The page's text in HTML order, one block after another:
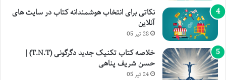
نکاتی برای انتخاب هوشمندانه کتاب در سایت های
آنلاین
28 تیر 05
خلاصه کتاب تکنیک جدید دگرگونی (T.N.T) |
حسن شریف پناهی
24 تیر 05